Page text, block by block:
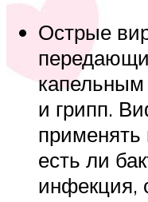
Острые
и грипп.
применять
есть ли
инфекция,